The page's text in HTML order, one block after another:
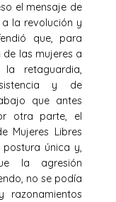
el mensaje de
la revolución y
que, para
las mujeres a
retaguardia,
y de
que antes
otra parte, el
Mujeres Libres
única y,
la agresión
no se podía
razonamientos